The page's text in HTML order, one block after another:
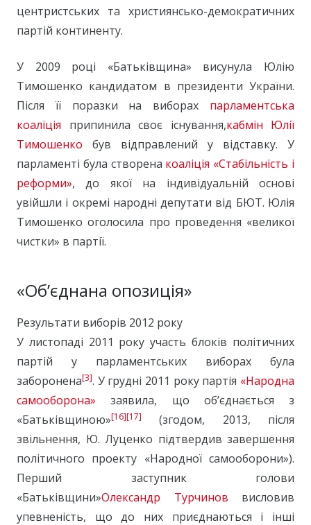
центристських та християнсько-демократичних
партій континенту.
У 2009 році «Батьківщина» висунула Юлію
Тимошенко кандидатом в президенти України.
Після її поразки на виборах парламентська
коаліція припинила своє існування,кабмін Юлії
Тимошенко був відправлений у відставку. У
парламенті була створена коаліція «Стабільність і
реформи», до якої на індивідуальній основі
увійшли і окремі народні депутати від БЮТ. Юлія
Тимошенко оголосила про проведення «великої
чистки» в партії.
«Об’єднана опозиція»
Результати виборів 2012 року
У листопаді 2011 року участь блоків політичних
партій у парламентських виборах була
заборонена[3]. У грудні 2011 року партія «Народна
самооборона» заявила, що об’єднається з
«Батьківщиною»[16][17]
(згодом, 2013, після
звільнення, Ю. Луценко підтвердив завершення
політичного проекту «Народної самооборони»).
Перший заступник голови
«Батьківщини»Олександр Турчинов висловив
упевненість, що до них приєднаються і інші